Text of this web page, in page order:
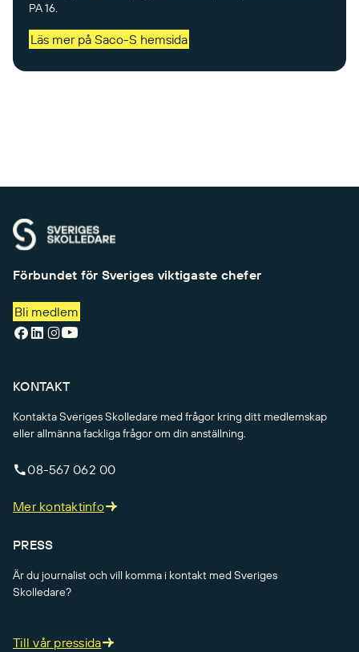
PA 16.
Läs mer på Saco-S hemsida
Förbundet för Sveriges viktigaste chefer
Bli medlem
KONTAKT
Kontakta Sveriges Skolledare med frågor kring ditt medlemskap
eller allmänna fackliga frågor om din anställning.
08-567 062 00
Mer kontaktinfo
PRESS
Är du journalist och vill komma i kontakt med Sveriges
Skolledare?
Till vår pressida